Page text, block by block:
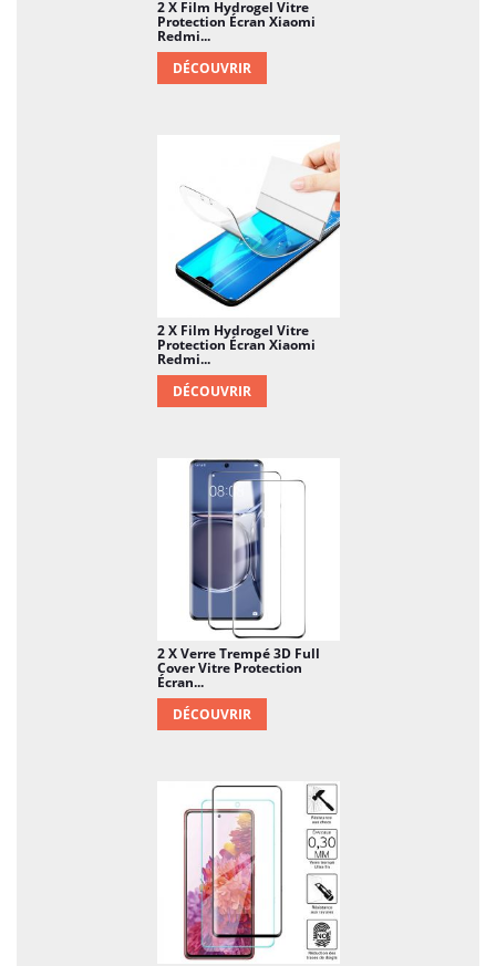
2 X Film Hydrogel Vitre
Protection Écran Xiaomi
Redmi...
DÉCOUVRIR
2 X Film Hydrogel Vitre
Protection Écran Xiaomi
Redmi...
DÉCOUVRIR
2 X Verre Trempé 3D Full
Cover Vitre Protection
Écran...
DÉCOUVRIR